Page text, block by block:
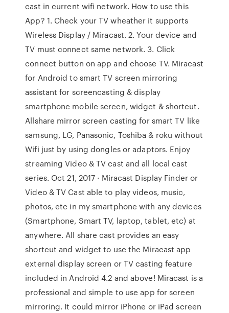
cast in current wifi network. How to use this
App? 1. Check your TV wheather it supports
Wireless Display / Miracast. 2. Your device and
TV must connect same network. 3. Click
connect button on app and choose TV. Miracast
for Android to smart TV screen mirroring
assistant for screencasting & display
smartphone mobile screen, widget & shortcut.
Allshare mirror screen casting for smart TV like
samsung, LG, Panasonic, Toshiba & roku without
Wifi just by using dongles or adaptors. Enjoy
streaming Video & TV cast and all local cast
series. Oct 21, 2017 · Miracast Display Finder or
Video & TV Cast able to play videos, music,
photos, etc in my smartphone with any devices
(Smartphone, Smart TV, laptop, tablet, etc) at
anywhere. All share cast provides an easy
shortcut and widget to use the Miracast app
external display screen or TV casting feature
included in Android 4.2 and above! ‎Miracast is a
professional and simple to use app for screen
mirroring. It could mirror iPhone or iPad screen